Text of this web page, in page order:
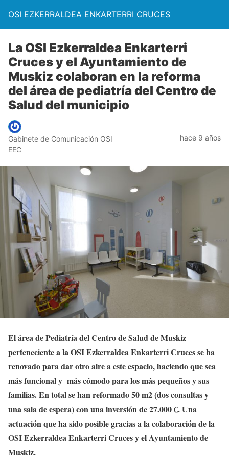
OSI EZKERRALDEA ENKARTERRI CRUCES
La OSI Ezkerraldea Enkarterri
Cruces y el Ayuntamiento de
Muskiz colaboran en la reforma
del área de pediatría del Centro de
Salud del municipio
Gabinete de Comunicación OSI
EEC
hace 9 años
El área de Pediatría del Centro de Salud de Muskiz
perteneciente a la OSI Ezkerraldea Enkarterri Cruces se ha
renovado para dar otro aire a este espacio, haciendo que sea
más funcional y más cómodo para los más pequeños y sus
familias. En total se han reformado 50 m2 (dos consultas y
una sala de espera) con una inversión de 27.000 €. Una
actuación que ha sido posible gracias a la colaboración de la
OSI Ezkerraldea Enkarterri Cruces y el Ayuntamiento de
Muskiz.